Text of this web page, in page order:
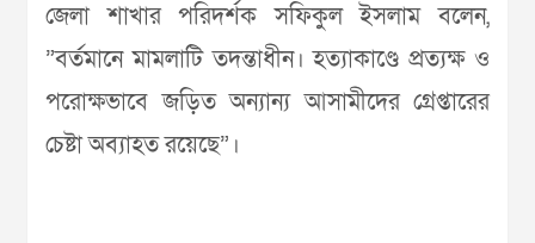
জেলা শাখার পরিদর্শক সফিকুল ইসলাম বলেন,
”বর্তমানে মামলাটি তদন্তাধীন। হত্যাকাণ্ডে প্রত্যক্ষ ও
পরোক্ষভাবে জড়িত অন্যান্য আসামীদের গ্রেপ্তারের
চেষ্টা অব্যাহত রয়েছে”।